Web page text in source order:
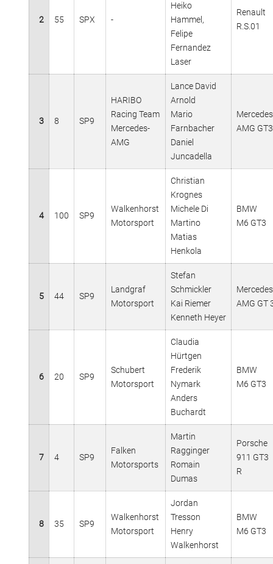
2 55 SPX -
Heiko
Hammel,
Felipe
Fernandez
Laser
Renault
R.S.01
3 8 SP9
HARIBO
Racing Team
Mercedes-
AMG
Lance David
Arnold
Mario
Farnbacher
Daniel
Juncadella
AMG GT3
4 100 SP9
Walkenhorst
Motorsport
Christian
Krognes
Michele Di
Martino
Matias
Henkola
BMW
M6 GT3
5 44 SP9
Landgraf
Motorsport
Stefan
Schmickler
Kai Riemer
Kenneth Heyer
AMG GT
6 20 SP9
Schubert
Motorsport
Claudia
Hürtgen
Frederik
Nymark
Anders
Buchardt
BMW
M6 GT3
7 4 SP9
Falken
Motorsports
Martin
Ragginger
Romain
Dumas
Porsche
911 GT3
R
8 35 SP9
Walkenhorst
Motorsport
Jordan
Tresson
Henry
Walkenhorst
BMW
M6 GT3